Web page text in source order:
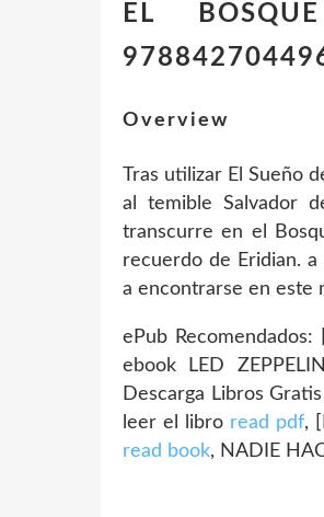
EL
Overview
Tras utilizar El Sueño
al temible Salvador
transcurre en el
recuerdo de Eridian.
a encontrarse en este
ePub Recomendados:
ebook LED
Descarga Libros
leer el libro read pdf,
read book, NADIE